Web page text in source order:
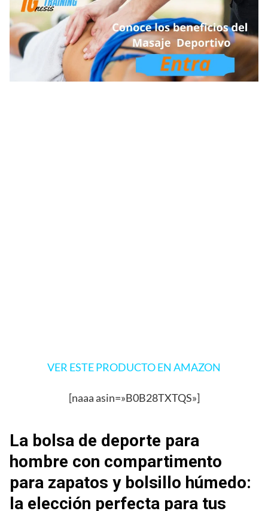
VER ESTE PRODUCTO EN AMAZON
[naaa asin=»B0B28TXTQS»]
La bolsa de deporte para
hombre con compartimento
para zapatos y bolsillo húmedo:
la elección perfecta para tus